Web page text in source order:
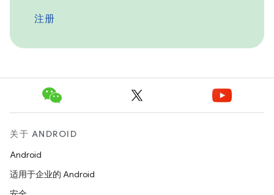
注册
关于 ANDROID
Android
适用于企业的 Android